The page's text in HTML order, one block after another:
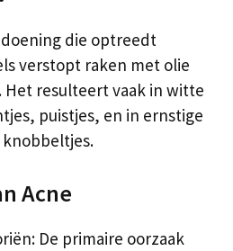
die optreedt
verstopt raken met olie
resulteert vaak in witte
puistjes, en in ernstige
Acne
De primaire oorzaak